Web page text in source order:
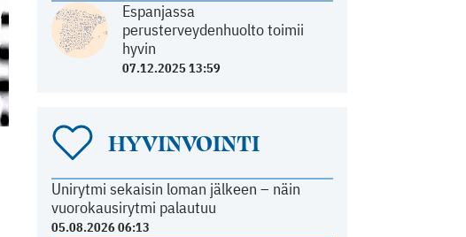
Espanjassa
perusterveydenhuolto toimii
hyvin
07.12.2025 13:59
HYVINVOINTI
Unirytmi sekaisin loman jälkeen – näin
vuorokausirytmi palautuu
05.08.2026 06:13